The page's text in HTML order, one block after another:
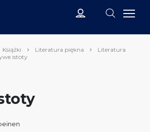
Książki Literatura piękna
Literatura
istoty